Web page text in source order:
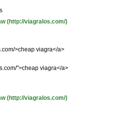
(http://viagralos.com/)
>cheap viagra</a>
">cheap viagra</a>
(http://viagralos.com/)